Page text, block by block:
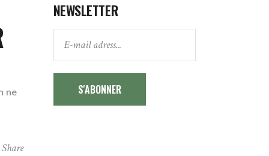
ne
Share
NEWSLETTER
S'ABONNER